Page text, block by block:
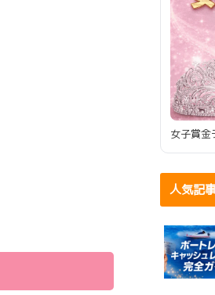
女子賞金
人気記